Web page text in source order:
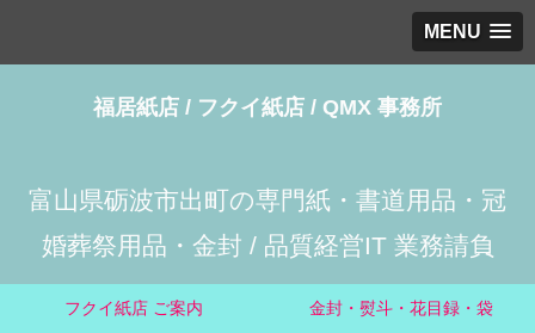
MENU
福居紙店 / フクイ紙店 / QMX 事務所
富山県砺波市出町の専門紙・書道用品・冠
婚葬祭用品・金封 / 品質経営IT 業務請負
フクイ紙店 ご案内 金封・熨斗・花目録・袋